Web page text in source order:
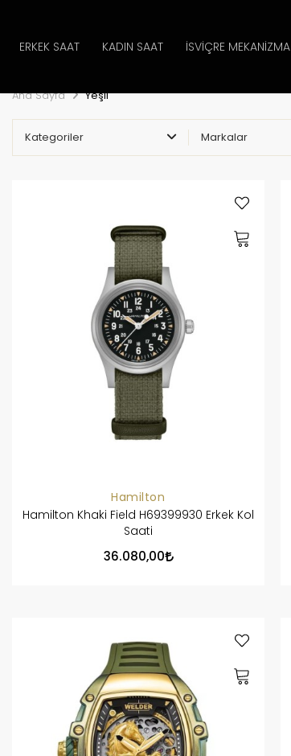
ERKEK SAAT KADIN SAAT İSVIÇRE MEKANIZMA
Ana Sayfa Yeşil
Kategoriler Markalar
Hamilton
Hamilton Khaki Field H69399930 Erkek Kol
Saati
36.080,00